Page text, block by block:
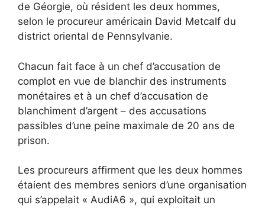
de Géorgie, où résident les deux hommes,
selon le procureur américain David Metcalf du
district oriental de Pennsylvanie.
Chacun fait face à un chef d’accusation de
complot en vue de blanchir des instruments
monétaires et à un chef d’accusation de
blanchiment d’argent – ​​des accusations
passibles d’une peine maximale de 20 ans de
prison.
Les procureurs affirment que les deux hommes
étaient des membres seniors d’une organisation
qui s’appelait « AudiA6 », qui exploitait un